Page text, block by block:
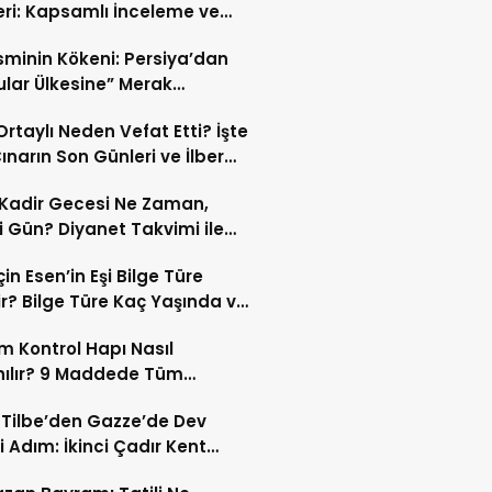
Kapsamlı İnceleme ve
Kökeni: Persiya’dan
Ülkesine” Merak
Neden Vefat Etti? İşte
Son Günleri ve İlber
Gecesi Ne Zaman,
Gün? Diyanet Takvimi ile
Esen’in Eşi Bilge Türe
Bilge Türe Kaç Yaşında ve
Kontrol Hapı Nasıl
9 Maddede Tüm
Tilbe’den Gazze’de Dev
Adım: İkinci Çadır Kent